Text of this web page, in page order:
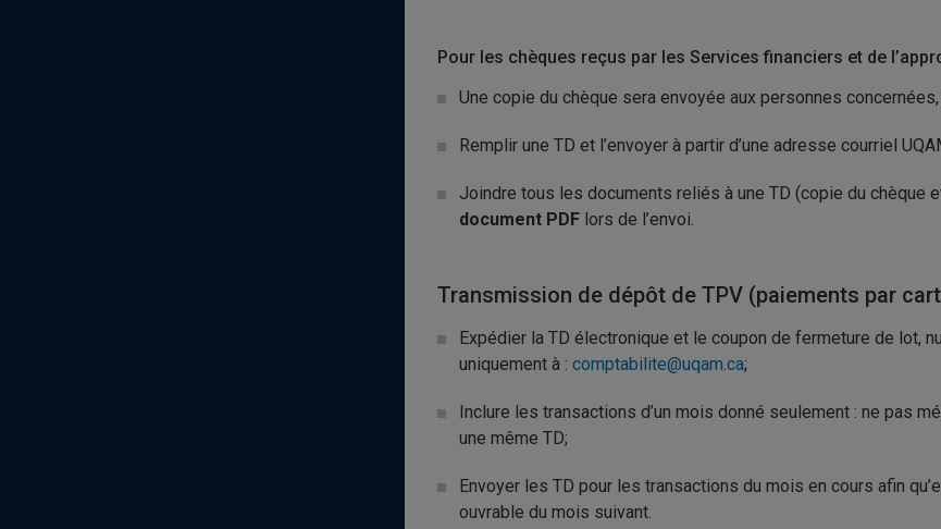
Pour les chèques reçus par les Services financiers et de
Une copie du chèque sera envoyée aux personnes
Remplir une TD et l’envoyer à partir d’une adresse courriel
Joindre tous les documents reliés à une TD (copie du chèque
document PDF lors de l’envoi.
Transmission de dépôt de TPV (paiements par
Expédier la TD électronique et le coupon de fermeture de lot,
uniquement à : comptabilite@uqam.ca;
Inclure les transactions d’un mois donné seulement : ne pas
une même TD;
Envoyer les TD pour les transactions du mois en cours afin
ouvrable du mois suivant.